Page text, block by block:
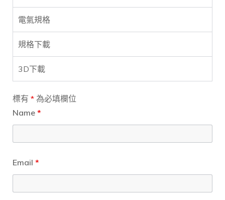
電氣規格
規格下載
3D下載
標有 * 為必填欄位
Name *
Email *